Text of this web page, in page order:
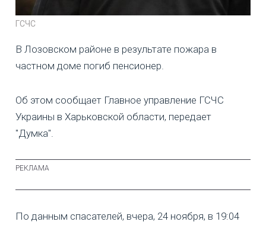
ГСЧС
В Лозовском районе в результате пожара в
частном доме погиб пенсионер.
Об этом сообщает Главное управление ГСЧС
Украины в Харьковской области, передает
"Думка".
По данным спасателей, вчера, 24 ноября, в 19:04